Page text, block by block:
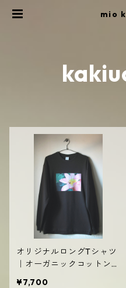
mio
オリジナルロングTシャツ
｜オーガニックコットン1
¥7,700